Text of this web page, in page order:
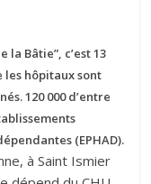
la Bâtie”, c’est 13
les hôpitaux sont
120 000 d’entre
(EPHAD).
à Saint Ismier